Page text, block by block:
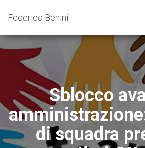
Federico Benini
Sblocco
di squadra